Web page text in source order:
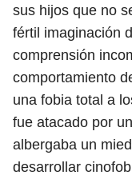
sus hijos que no
fértil imaginación
comprensión
comportamiento
una fobia total a
fue atacado por
albergaba un
desarrollar